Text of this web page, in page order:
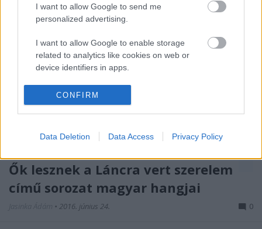
I want to allow Google to send me
personalized advertising.
I want to allow Google to enable storage
related to analytics like cookies on web or
device identifiers in apps.
I want to allow Google to enable storage
related to functionality of the website or app.
related to personalization.
I want to allow Google to enable storage
related to security, including authentication
functionality and fraud prevention, and other
CONFIRM
Data Deletion Data Access Privacy Policy
Ők lesznek a Láncra vert szerelem
című sorozat magyar hangjai
• 2016. június 24. 0